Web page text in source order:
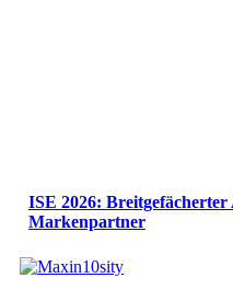
ISE 2026:
Markenpartner